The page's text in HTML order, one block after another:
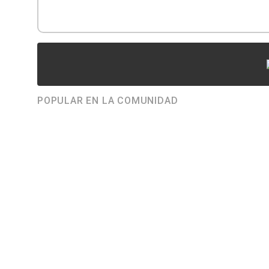
POPULAR EN LA COMUNIDAD